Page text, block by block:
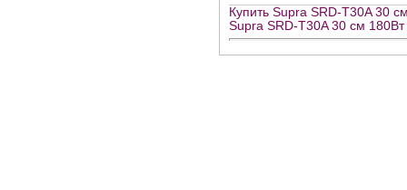
Купить Supra SRD-T30A 30
Supra SRD-T30A 30 см 180Вт